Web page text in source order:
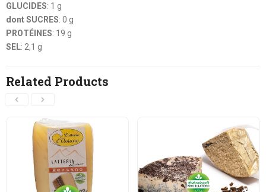
GLUCIDES: 1 g
dont SUCRES: 0 g
PROTÉINES: 19 g
SEL: 2,1 g
Related Products